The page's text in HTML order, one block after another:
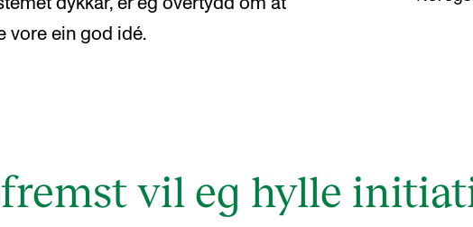
vore ein god idé.
vil eg hylle